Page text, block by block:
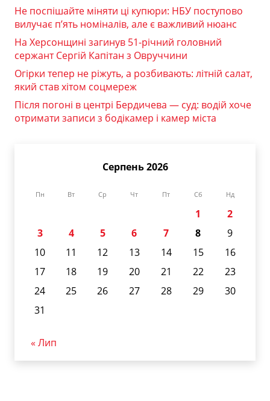
Не поспішайте міняти ці купюри: НБУ поступово
вилучає п’ять номіналів, але є важливий нюанс
На Херсонщині загинув 51-річний головний
сержант Сергій Капітан з Овруччини
Огірки тепер не ріжуть, а розбивають: літній салат,
який став хітом соцмереж
Після погоні в центрі Бердичева — суд: водій хоче
отримати записи з бодікамер і камер міста
Серпень 2026
Пн Вт Ср Чт Пт Сб Нд
1
2
3
4 5 6 7 8
9
10
11 12 13 14 15
16
17
18 19 20 21 22
23
24
25 26 27 28 29
30
31
« Лип